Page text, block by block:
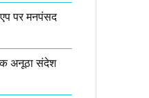
पर मनपंसद
अनूठा संदेश